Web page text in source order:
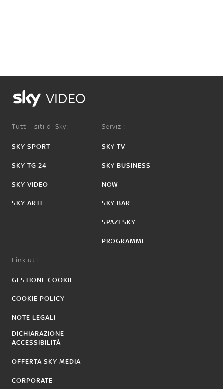
VIDEO
Tutti i siti di Sky:
SKY SPORT
SKY TG 24
SKY VIDEO
SKY ARTE
Servizi:
SKY TV
SKY BUSINESS
NOW
SKY BAR
SPAZI SKY
PROGRAMMI
Link utili:
GESTIONE COOKIE
COOKIE POLICY
NOTE LEGALI
DICHIARAZIONE
ACCESSIBILITÀ
OFFERTA SKY MEDIA
CORPORATE